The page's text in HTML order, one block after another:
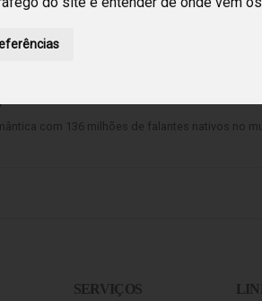
com 136 milhões de falantes nativos no
SERVIÇOS